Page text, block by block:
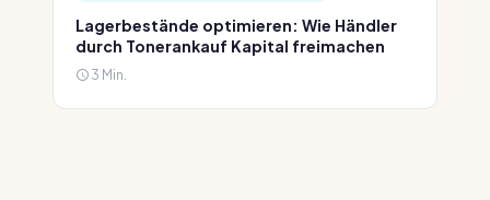
Lagerbestände optimieren: Wie Händler
durch Tonerankauf Kapital freimachen
3 Min.